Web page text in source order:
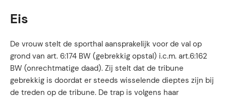
Eis
De vrouw stelt de sporthal aansprakelijk voor de val op
grond van art. 6:174 BW (gebrekkig opstal) i.c.m. art.6:162
BW (onrechtmatige daad). Zij stelt dat de tribune
gebrekkig is doordat er steeds wisselende dieptes zijn bij
de treden op de tribune. De trap is volgens haar